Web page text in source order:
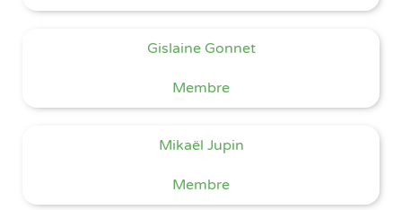
Gislaine Gonnet
Membre
Mikaël Jupin
Membre